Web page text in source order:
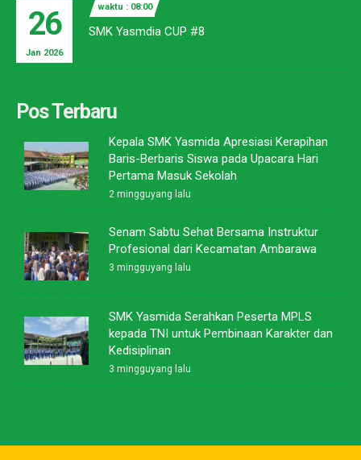
26
Jan 2026
waktu : 08:00
SMK Yasmdia CUP #8
Pos Terbaru
Kepala SMK Yasmida Apresiasi Kerapihan
Baris-Berbaris Siswa pada Upacara Hari
Pertama Masuk Sekolah
2 mingguyang lalu
Senam Sabtu Sehat Bersama Instruktur
Profesional dari Kecamatan Ambarawa
3 mingguyang lalu
SMK Yasmida Serahkan Peserta MPLS
kepada TNI untuk Pembinaan Karakter dan
Kedisiplinan
3 mingguyang lalu